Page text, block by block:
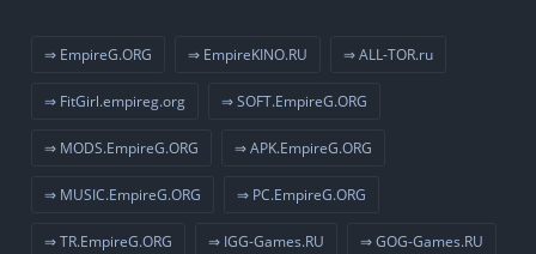
⇒ EmpireG.ORG ⇒ EmpireKINO.RU ⇒ ALL-TOR.ru
⇒ FitGirl.empireg.org ⇒ SOFT.EmpireG.ORG
⇒ MODS.EmpireG.ORG ⇒ APK.EmpireG.ORG
⇒ MUSIC.EmpireG.ORG ⇒ PC.EmpireG.ORG
⇒ TR.EmpireG.ORG ⇒ IGG-Games.RU ⇒ GOG-Games.RU